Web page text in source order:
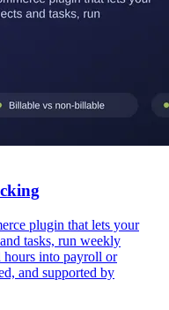
plugin that lets your
tasks, run weekly
hours into payroll or
and supported by